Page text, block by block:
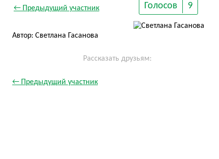
← Предыдущий участник Голосов 9
Автор: Светлана Гасанова
Рассказать друзьям:
← Предыдущий участник